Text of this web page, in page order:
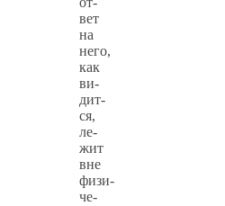
вет
на
него,
как
ви­
дит­
ся,
ле­
жит
вне
физи­
че­